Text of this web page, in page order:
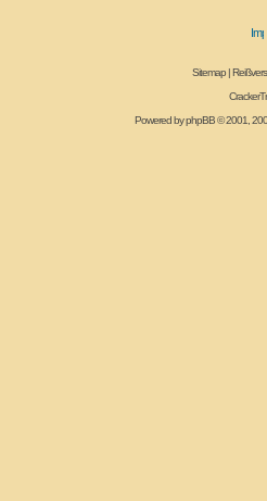
Sitemap|
Powered byphpBB© 2001,